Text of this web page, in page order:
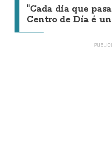
"Cada día que
Centro de Día é